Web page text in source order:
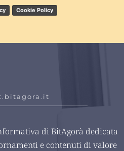
Cookie Policy
di BitAgorà dedicata
e contenuti di valore